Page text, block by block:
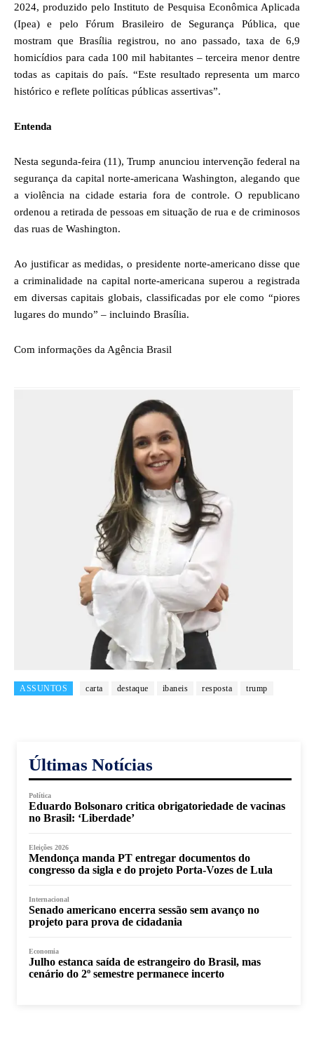
2024, produzido pelo Instituto de Pesquisa Econômica Aplicada
(Ipea) e pelo Fórum Brasileiro de Segurança Pública, que
mostram que Brasília registrou, no ano passado, taxa de 6,9
homicídios para cada 100 mil habitantes – terceira menor dentre
todas as capitais do país. “Este resultado representa um marco
histórico e reflete políticas públicas assertivas”.
Entenda
Nesta segunda-feira (11), Trump anunciou intervenção federal na
segurança da capital norte-americana Washington, alegando que
a violência na cidade estaria fora de controle. O republicano
ordenou a retirada de pessoas em situação de rua e de criminosos
das ruas de Washington.
Ao justificar as medidas, o presidente norte-americano disse que
a criminalidade na capital norte-americana superou a registrada
em diversas capitais globais, classificadas por ele como “piores
lugares do mundo” – incluindo Brasília.
Com informações da Agência Brasil
ASSUNTOS carta destaque ibaneis resposta trump
Últimas Notícias
Política
Eduardo Bolsonaro critica obrigatoriedade de vacinas
no Brasil: ‘Liberdade’
Eleições 2026
Mendonça manda PT entregar documentos do
congresso da sigla e do projeto Porta-Vozes de Lula
Internacional
Senado americano encerra sessão sem avanço no
projeto para prova de cidadania
Economia
Julho estanca saída de estrangeiro do Brasil, mas
cenário do 2º semestre permanece incerto